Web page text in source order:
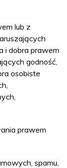
lub z
i dobra prawem
godność,
osobiste
prawem
spamu,